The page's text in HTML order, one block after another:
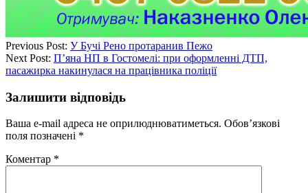
Previous Post: У Бучі Рено протаранив Пежо
Next Post: П’яна НП в Гостомелі: при оформленні ДТП,
пасажирка накинулася на працівника поліції
Залишити відповідь
Ваша e-mail адреса не оприлюднюватиметься. Обов’язкові
поля позначені *
Коментар *